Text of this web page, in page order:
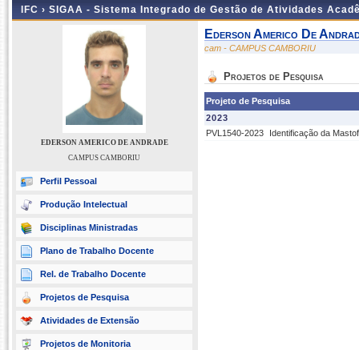
IFC › SIGAA - Sistema Integrado de Gestão de Atividades
EDERSON AMERICO DE ANDRADE
CAMPUS CAMBORIU
Perfil Pessoal
Produção Intelectual
Disciplinas Ministradas
Plano de Trabalho Docente
Rel. de Trabalho Docente
Projetos de Pesquisa
Atividades de Extensão
Projetos de Monitoria
Ederson Americo De
cam - CAMPUS CAMBORIU
Projetos de Pesquisa
Projeto de Pesquisa
2023
PVL1540-2023
Identificação da